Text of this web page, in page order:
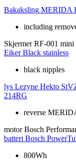
Bakaksling MERIDA
including
Skjermer RF-001 mini
Eiker Black stainless
black nipples
lys Lezyne Hekto
214RG
reverse
motor Bosch
batteri Bosch
800Wh